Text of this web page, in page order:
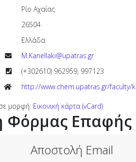
Ρίο Αχαΐας
26504
Ελλάδα
Email:M.Kanellaki@upatras.gr
Τηλέφωνο:
(+302610) 962959, 997123
Ιστότοπος:
http://www.chem.upatras.gr/faculty/
μορφή: Εικονική κάρτα (vCard)
Φόρμας Επαφής
Αποστολή Email